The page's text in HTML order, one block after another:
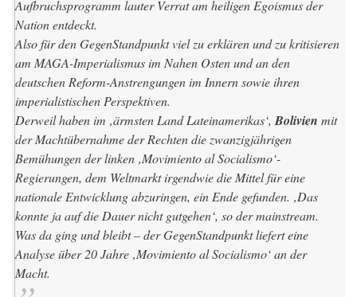
Aufbruchsprogramm lauter Verrat am heiligen Egoismus der
Nation entdeckt.
Also für denGegenStandpunktviel zu erklären und zu kritisieren
am MAGA-Imperialismus im Nahen Osten und an den
deutschen Reform-Anstrengungen im Innern sowie ihren
imperialistischen Perspektiven.
Derweil haben im ‚ärmsten Land Lateinamerikas‘,Bolivien mit
der Machtübernahme der Rechten die zwanzigjährigen
Bemühungen der linken ‚Movimiento al Socialismo‘-
Regierungen, dem Weltmarkt irgendwie die Mittel für eine
nationale Entwicklung abzuringen, ein Ende gefunden. ‚Das
konnte ja auf die Dauer nicht gutgehen‘, so der mainstream.
Wasda ging und bleibt – derGegenStandpunktliefert eine
Analyse über 20 Jahre ‚Movimiento al Socialismo‘ an der
Macht.